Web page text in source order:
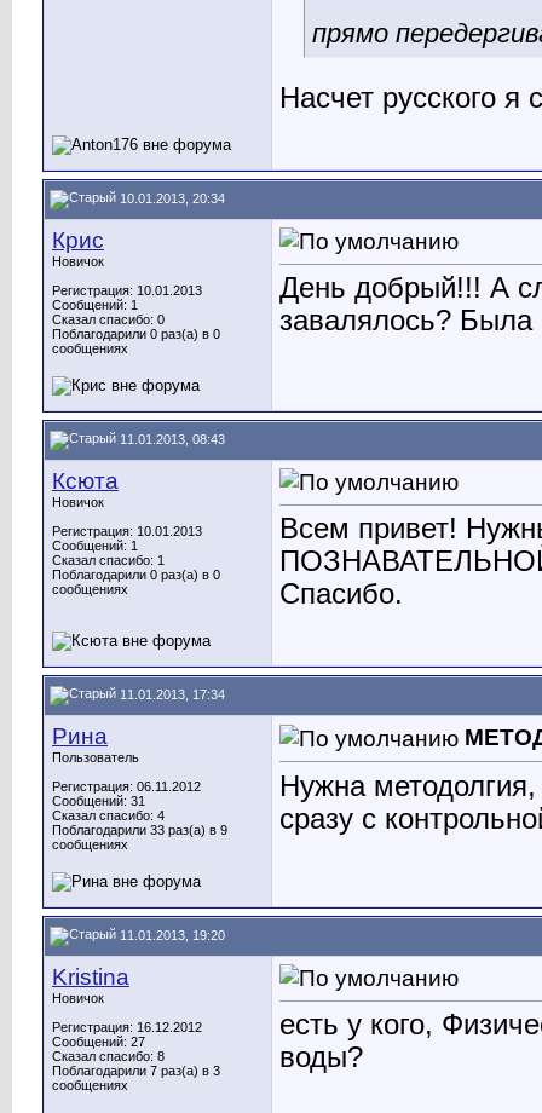
прямо
Насчет русского я
10.01.2013, 20:34
Крис
Новичок
Регистрация: 10.01.2013
Сообщений: 1
Сказал спасибо: 0
Поблагодарили 0 раз(а) в 0
сообщениях
День добрый!!! А
завалялось? Была
11.01.2013, 08:43
Ксюта
Новичок
Регистрация: 10.01.2013
Сообщений: 1
Сказал спасибо: 1
Поблагодарили 0 раз(а) в 0
сообщениях
Всем привет!
Спасибо.
11.01.2013, 17:34
Рина
Пользователь
Регистрация: 06.11.2012
Сообщений: 31
Сказал спасибо: 4
Поблагодарили 33 раз(а) в 9
сообщениях
Нужна
сразу с
11.01.2013, 19:20
Kristina
Новичок
Регистрация: 16.12.2012
Сообщений: 27
Сказал спасибо: 8
Поблагодарили 7 раз(а) в 3
сообщениях
есть у кого,
воды?